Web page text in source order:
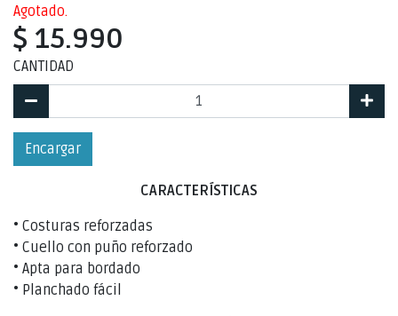
Agotado.
$ 15.990
CANTIDAD
Encargar
CARACTERÍSTICAS
• Costuras reforzadas
• Cuello con puño reforzado
• Apta para bordado
• Planchado fácil